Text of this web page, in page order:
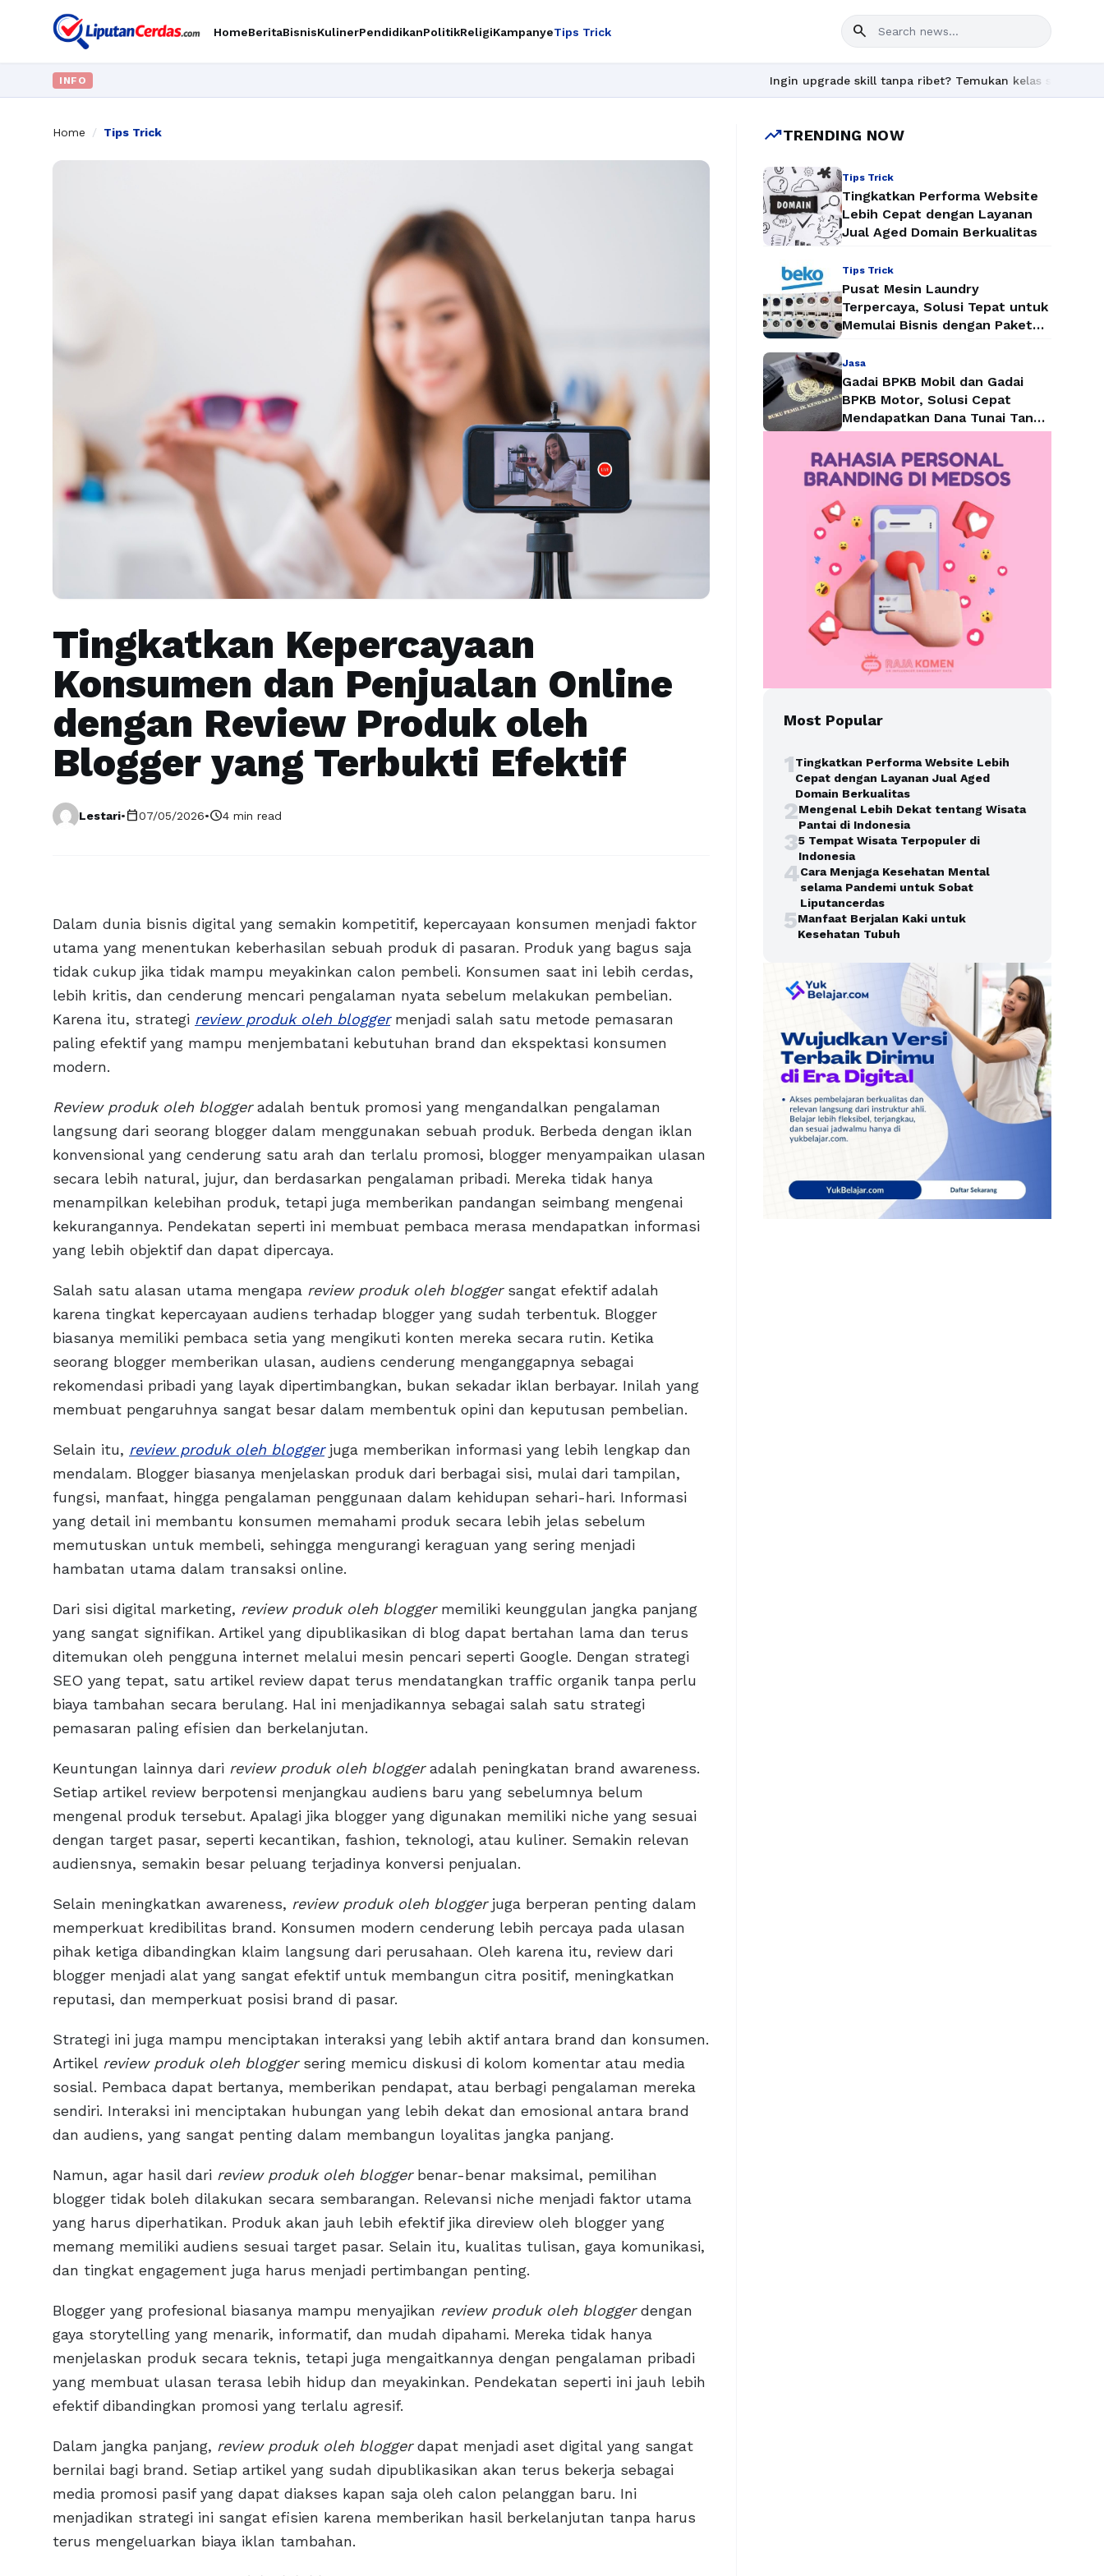
HomeBeritaBisnisKulinerPendidikanPolitikReligiKampanyeTips Trick search
INFO Ingin upgrade skill tanpa ribet? Temukan kelas seru dan materi
Home / Tips Trick
Tingkatkan Kepercayaan
Konsumen dan Penjualan Online
dengan Review Produk oleh
Blogger yang Terbukti Efektif
Lestari•calendar_today07/05/2026•schedule4 min read
Dalam dunia bisnis digital yang semakin kompetitif, kepercayaan konsumen menjadi faktor
utama yang menentukan keberhasilan sebuah produk di pasaran. Produk yang bagus saja
tidak cukup jika tidak mampu meyakinkan calon pembeli. Konsumen saat ini lebih cerdas,
lebih kritis, dan cenderung mencari pengalaman nyata sebelum melakukan pembelian.
Karena itu, strategi review produk oleh bloggermenjadi salah satu metode pemasaran
paling efektif yang mampu menjembatani kebutuhan brand dan ekspektasi konsumen
modern.
Review produk oleh bloggeradalah bentuk promosi yang mengandalkan pengalaman
langsung dari seorang blogger dalam menggunakan sebuah produk. Berbeda dengan iklan
konvensional yang cenderung satu arah dan terlalu promosi, blogger menyampaikan ulasan
secara lebih natural, jujur, dan berdasarkan pengalaman pribadi. Mereka tidak hanya
menampilkan kelebihan produk, tetapi juga memberikan pandangan seimbang mengenai
kekurangannya. Pendekatan seperti ini membuat pembaca merasa mendapatkan informasi
yang lebih objektif dan dapat dipercaya.
Salah satu alasan utama mengapa review produk oleh bloggersangat efektif adalah
karena tingkat kepercayaan audiens terhadap blogger yang sudah terbentuk. Blogger
biasanya memiliki pembaca setia yang mengikuti konten mereka secara rutin. Ketika
seorang blogger memberikan ulasan, audiens cenderung menganggapnya sebagai
rekomendasi pribadi yang layak dipertimbangkan, bukan sekadar iklan berbayar. Inilah yang
membuat pengaruhnya sangat besar dalam membentuk opini dan keputusan pembelian.
Selain itu, review produk oleh bloggerjuga memberikan informasi yang lebih lengkap dan
mendalam. Blogger biasanya menjelaskan produk dari berbagai sisi, mulai dari tampilan,
fungsi, manfaat, hingga pengalaman penggunaan dalam kehidupan sehari-hari. Informasi
yang detail ini membantu konsumen memahami produk secara lebih jelas sebelum
memutuskan untuk membeli, sehingga mengurangi keraguan yang sering menjadi
hambatan utama dalam transaksi online.
Dari sisi digital marketing, review produk oleh bloggermemiliki keunggulan jangka panjang
yang sangat signifikan. Artikel yang dipublikasikan di blog dapat bertahan lama dan terus
ditemukan oleh pengguna internet melalui mesin pencari seperti Google. Dengan strategi
SEO yang tepat, satu artikel review dapat terus mendatangkan traffic organik tanpa perlu
biaya tambahan secara berulang. Hal ini menjadikannya sebagai salah satu strategi
pemasaran paling efisien dan berkelanjutan.
Keuntungan lainnya dari review produk oleh bloggeradalah peningkatan brand awareness.
Setiap artikel review berpotensi menjangkau audiens baru yang sebelumnya belum
mengenal produk tersebut. Apalagi jika blogger yang digunakan memiliki niche yang sesuai
dengan target pasar, seperti kecantikan, fashion, teknologi, atau kuliner. Semakin relevan
audiensnya, semakin besar peluang terjadinya konversi penjualan.
Selain meningkatkan awareness, review produk oleh bloggerjuga berperan penting dalam
memperkuat kredibilitas brand. Konsumen modern cenderung lebih percaya pada ulasan
pihak ketiga dibandingkan klaim langsung dari perusahaan. Oleh karena itu, review dari
blogger menjadi alat yang sangat efektif untuk membangun citra positif, meningkatkan
reputasi, dan memperkuat posisi brand di pasar.
Strategi ini juga mampu menciptakan interaksi yang lebih aktif antara brand dan konsumen.
Artikel review produk oleh bloggersering memicu diskusi di kolom komentar atau media
sosial. Pembaca dapat bertanya, memberikan pendapat, atau berbagi pengalaman mereka
sendiri. Interaksi ini menciptakan hubungan yang lebih dekat dan emosional antara brand
dan audiens, yang sangat penting dalam membangun loyalitas jangka panjang.
Namun, agar hasil dari review produk oleh bloggerbenar-benar maksimal, pemilihan
blogger tidak boleh dilakukan secara sembarangan. Relevansi niche menjadi faktor utama
yang harus diperhatikan. Produk akan jauh lebih efektif jika direview oleh blogger yang
memang memiliki audiens sesuai target pasar. Selain itu, kualitas tulisan, gaya komunikasi,
dan tingkat engagement juga harus menjadi pertimbangan penting.
Blogger yang profesional biasanya mampu menyajikan review produk oleh bloggerdengan
gaya storytelling yang menarik, informatif, dan mudah dipahami. Mereka tidak hanya
menjelaskan produk secara teknis, tetapi juga mengaitkannya dengan pengalaman pribadi
yang membuat ulasan terasa lebih hidup dan meyakinkan. Pendekatan seperti ini jauh lebih
efektif dibandingkan promosi yang terlalu agresif.
Dalam jangka panjang, review produk oleh bloggerdapat menjadi aset digital yang sangat
bernilai bagi brand. Setiap artikel yang sudah dipublikasikan akan terus bekerja sebagai
media promosi pasif yang dapat diakses kapan saja oleh calon pelanggan baru. Ini
menjadikan strategi ini sangat efisien karena memberikan hasil berkelanjutan tanpa harus
terus mengeluarkan biaya iklan tambahan.
trending_upTRENDING NOW
Tips Trick
Tingkatkan Performa Website
Lebih Cepat dengan Layanan
Jual Aged Domain Berkualitas
Tips Trick
Pusat Mesin Laundry
Terpercaya, Solusi Tepat untuk
Memulai Bisnis dengan Paket
Jasa
Gadai BPKB Mobil dan Gadai
BPKB Motor, Solusi Cepat
Mendapatkan Dana Tunai Tanpa
Kehilangan Kendaraan
Most Popular
1Tingkatkan Performa Website Lebih
Cepat dengan Layanan Jual Aged
Domain Berkualitas
2Mengenal Lebih Dekat tentang Wisata
Pantai di Indonesia
35 Tempat Wisata Terpopuler di
Indonesia
4Cara Menjaga Kesehatan Mental
selama Pandemi untuk Sobat
Liputancerdas
5Manfaat Berjalan Kaki untuk
Kesehatan Tubuh